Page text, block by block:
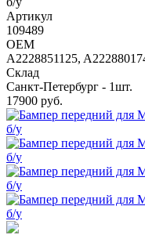
Артикул
109489
OEM
A2228851125,
Склад
Санкт-Петербург - 1шт.
17900 руб.